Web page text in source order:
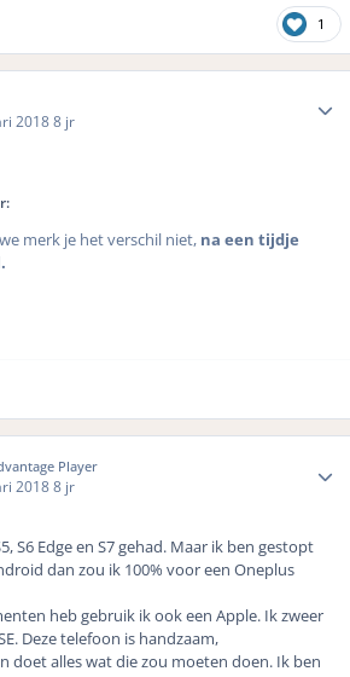
1
20188 jr
merk je het verschil niet, na een tijdje
Player
20188 jr
S6 Edge en S7 gehad. Maar ik ben gestopt
dan zou ik 100% voor een Oneplus
heb gebruik ik ook een Apple. Ik zweer
Deze telefoon is handzaam,
doet alles wat die zou moeten doen. Ik ben